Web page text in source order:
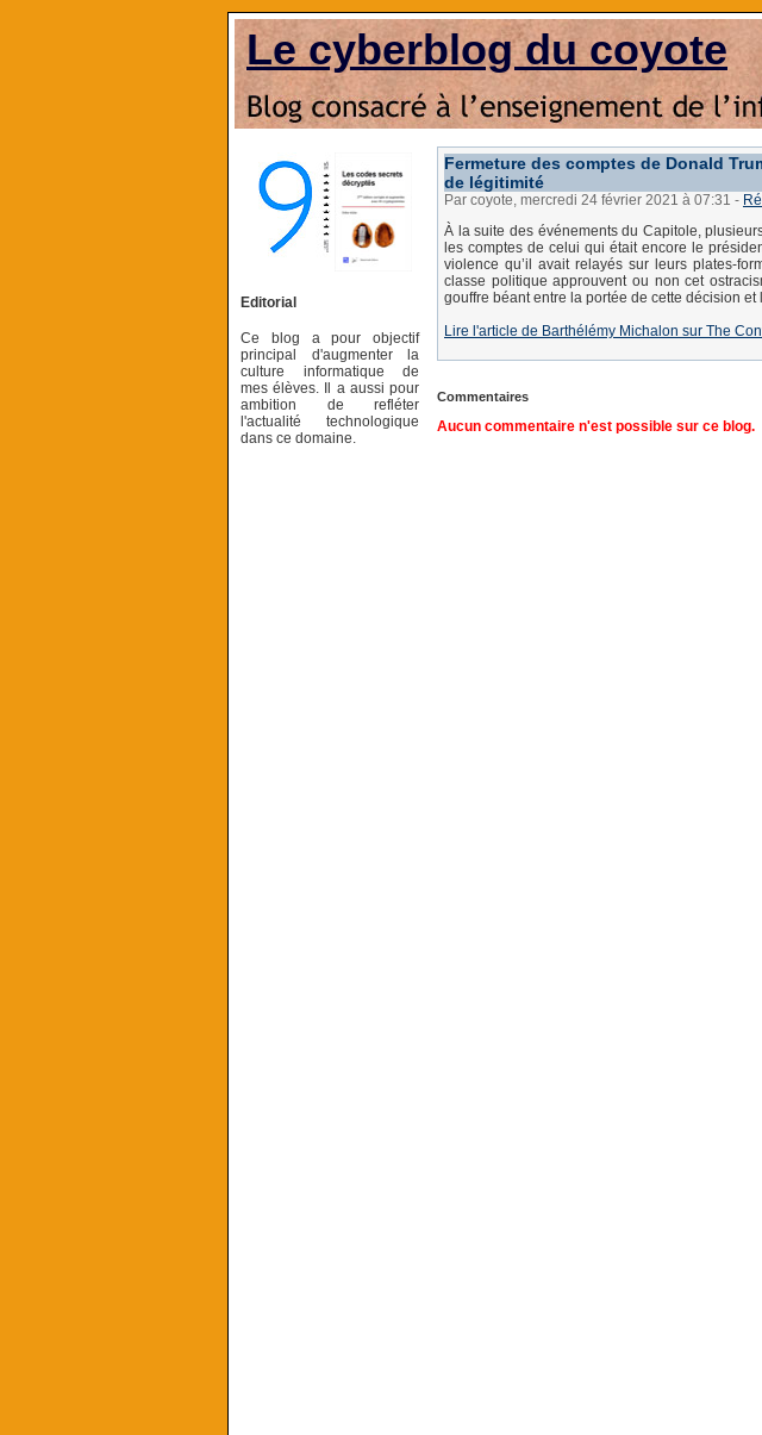
Le cyberblog du coyote
Editorial
Ce blog a pour objectif
principal d'augmenter la
culture informatique de
mes élèves. Il a aussi pour
ambition de refléter
l'actualité technologique
dans ce domaine.
Fermeture des comptes de Donald
de légitimité
Par coyote, mercredi 24 février 2021 à 07:31 -
À la suite des événements du Capitole,
les comptes de celui qui était encore le
violence qu’il avait relayés sur leurs plates-
classe politique approuvent ou non cet
gouffre béant entre la portée de cette décision et
Lire l'article de Barthélémy Michalon sur The
Commentaires
Aucun commentaire n'est possible sur ce blog.